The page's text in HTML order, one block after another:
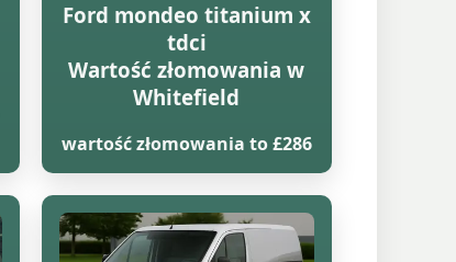
Ford mondeo titanium x
tdci
Wartość złomowania w
Whitefield
wartość złomowania to £286